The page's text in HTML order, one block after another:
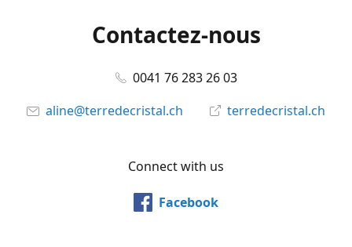
Contactez-nous
0041 76 283 26 03
aline@terredecristal.ch
terredecristal.ch
Connect with us
Facebook